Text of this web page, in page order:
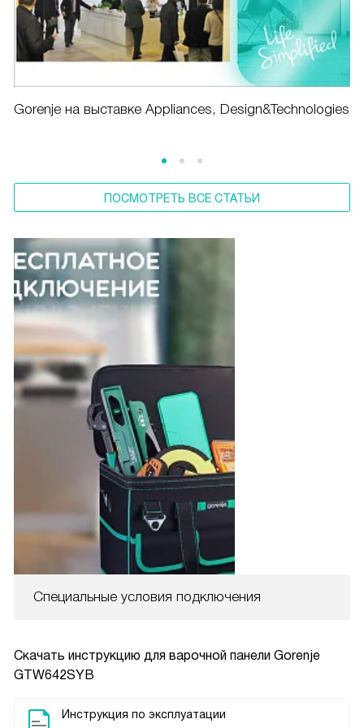
Специальные условия подключения
Скачать инструкцию для варочной панели Gorenje
GTW642SYB
Инструкция по эксплуатации
Gorenje на выставке Appliances, Design&Technologies
ПОСМОТРЕТЬ ВСЕ СТАТЬИ